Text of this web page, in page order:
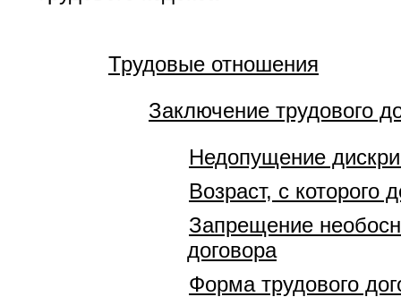
Трудовые отношения
Заключение трудового
Недопущение
Возраст, с которого
Запрещение
договора
Форма трудового